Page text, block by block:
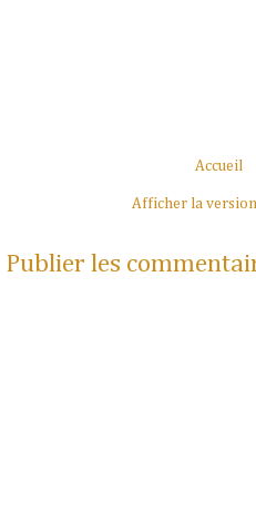
Accueil
Afficher la
Publier les